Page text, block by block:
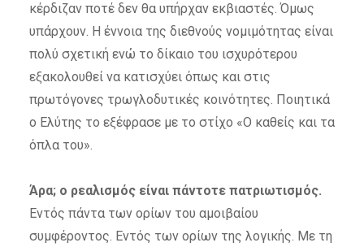
κέρδιζαν ποτέ δεν θα υπήρχαν εκβιαστές. Όμως
υπάρχουν. Η έννοια της διεθνούς νομιμότητας είναι
πολύ σχετική ενώ το δίκαιο του ισχυρότερου
εξακολουθεί να κατισχύει όπως και στις
πρωτόγονες τρωγλοδυτικές κοινότητες. Ποιητικά
ο Ελύτης το εξέφρασε με το στίχο «Ο καθείς και τα
όπλα του».
Άρα; ο ρεαλισμός είναι πάντοτε πατριωτισμός.
Εντός πάντα των ορίων του αμοιβαίου
συμφέροντος. Εντός των ορίων της λογικής. Με τη